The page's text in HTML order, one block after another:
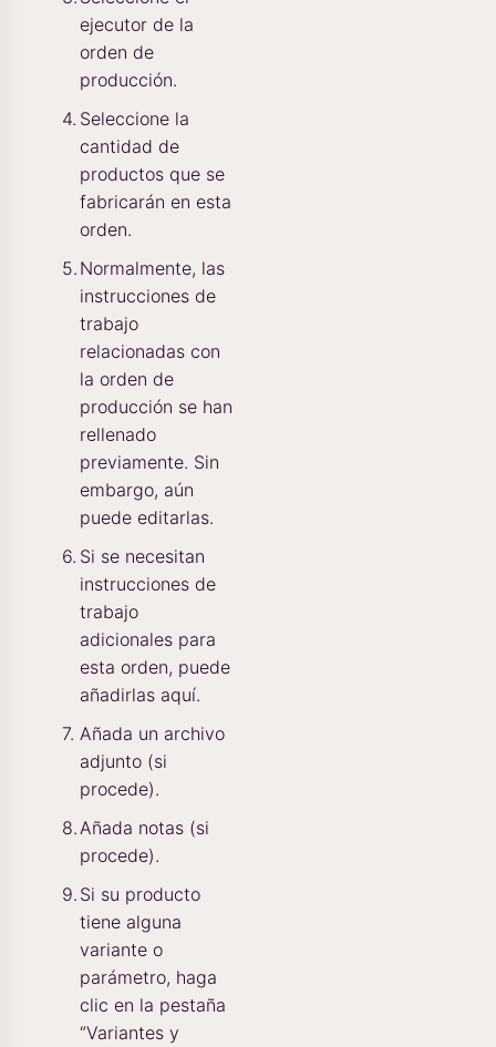
ejecutor de la
orden de
producción.
Seleccione la
cantidad de
productos que se
fabricarán en esta
orden.
Normalmente, las
instrucciones de
trabajo
relacionadas con
la orden de
producción se han
rellenado
previamente. Sin
embargo, aún
puede editarlas.
Si se necesitan
instrucciones de
trabajo
adicionales para
esta orden, puede
añadirlas aquí.
Añada un archivo
adjunto (si
procede).
Añada notas (si
procede).
Si su producto
tiene alguna
variante o
parámetro, haga
clic en la pestaña
“Variantes y